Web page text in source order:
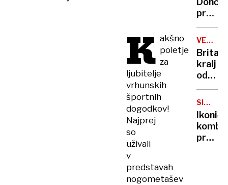
K akšno
poletje
za
ljubitelje
vrhunskih
športnih
dogodkov!
Najprej
so
uživali
v
predstavah
nogometašev
Karma
je
psica,
Nico
pa
njen
sin
VELIKA
kralj
zaradi
raka
SIMBOL
kombi